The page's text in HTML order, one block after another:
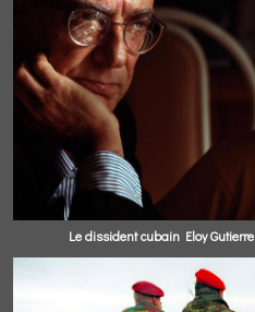
Le dissident cubain Eloy